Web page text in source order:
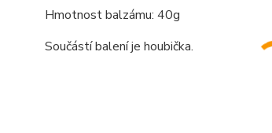
Hmotnost balzámu: 40g
Součástí balení je houbička.